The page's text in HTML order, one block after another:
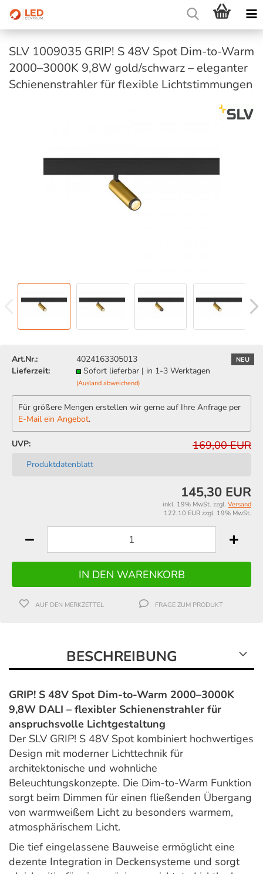
SLV 1009035 GRIP! S 48V Spot Dim-to-Warm
2000–3000K 9,8W gold/schwarz – eleganter
Schienenstrahler für flexible Lichtstimmungen
NEU
Art.Nr.:
4024163305013
Lieferzeit:
Sofort lieferbar | in 1-3 Werktagen
(Ausland abweichend)
Für größere Mengen erstellen wir gerne auf Ihre Anfrage per
E-Mail ein Angebot.
UVP: 169,00 EUR
Produktdatenblatt
145,30 EUR
inkl. 19% MwSt. zzgl. Versand
122,10 EUR zzgl. 19% MwSt.
AUF DEN MERKZETTEL FRAGE ZUM PRODUKT
BESCHREIBUNG
GRIP! S 48V Spot Dim-to-Warm 2000–3000K
9,8W DALI – flexibler Schienenstrahler für
anspruchsvolle Lichtgestaltung
Der SLV GRIP! S 48V Spot kombiniert hochwertiges
Design mit moderner Lichttechnik für
architektonische und wohnliche
Beleuchtungskonzepte. Die Dim-to-Warm Funktion
sorgt beim Dimmen für einen fließenden Übergang
von warmweißem Licht zu besonders warmem,
atmosphärischem Licht.
Die tief eingelassene Bauweise ermöglicht eine
dezente Integration in Deckensysteme und sorgt